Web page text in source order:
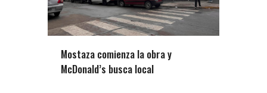
Mostaza comienza la obra y
McDonald’s busca local